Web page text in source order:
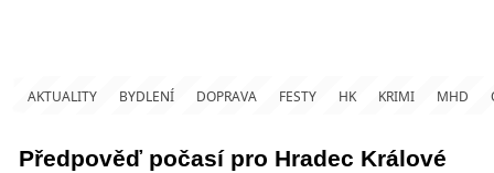
AKTUALITY BYDLENÍ DOPRAVA FESTY HK KRIMI MHD
Předpověď počasí pro Hradec Králové